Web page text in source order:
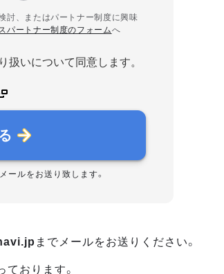
討、またはパートナー制度に興味
パートナー制度のフォームへ
扱いについて同意します。
ールをお送り致します。
までメールをお送りください。
おります。